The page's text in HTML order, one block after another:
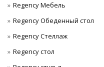
Regency Мебель
Regency Обеденный стол
Regency Стеллаж
Regency стол